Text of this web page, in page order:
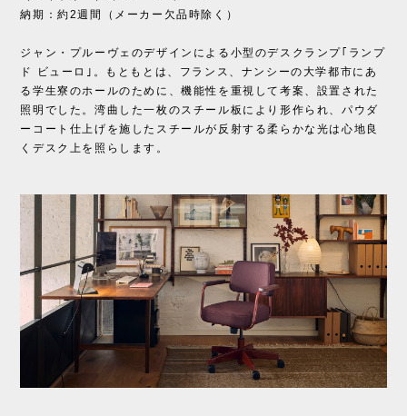
納期：約2週間（メーカー欠品時除く）
ジャン・プルーヴェのデザインによる小型のデスクランプ｢ランプ
ド ビューロ｣。もともとは、フランス、ナンシーの大学都市にあ
る学生寮のホールのために、機能性を重視して考案、設置された
照明でした。湾曲した一枚のスチール板により形作られ、パウダ
ーコート仕上げを施したスチールが反射する柔らかな光は心地良
くデスク上を照らします。